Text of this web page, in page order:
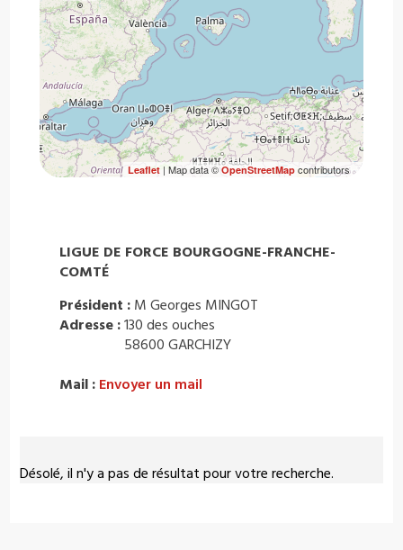
Désolé, il n'y a pas de résultat pour votre recherche.
Leaflet| Map data ©OpenStreetMapcontributors
LIGUE DE FORCE BOURGOGNE-FRANCHE-
COMTÉ
Président : M Georges MINGOT
Adresse :130 des ouches
58600 GARCHIZY
Mail : Envoyer un mail